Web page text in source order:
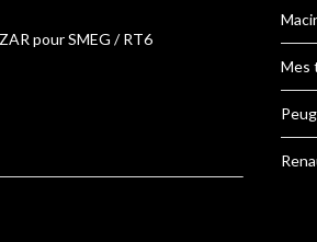
pour SMEG / RT6
Mes